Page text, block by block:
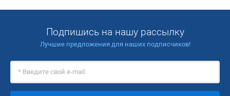
Подпишись на нашу рассылку
Лучшие предложения для наших подписчиков!